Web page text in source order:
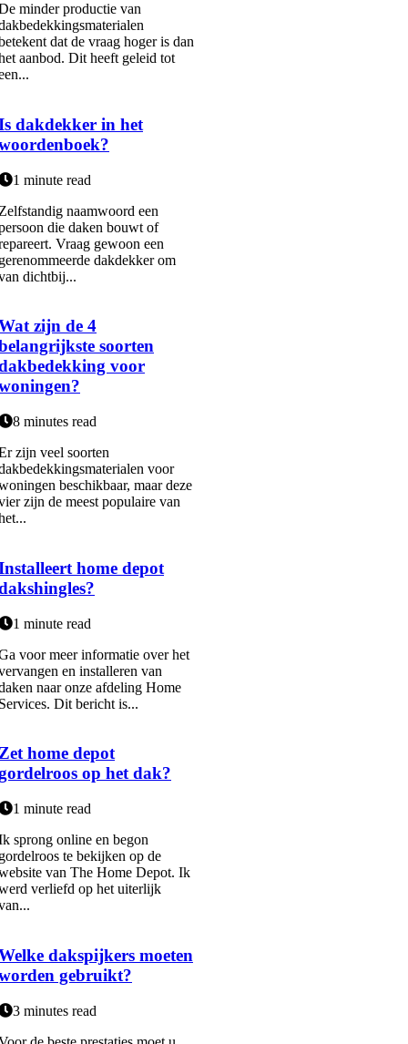
minder productie van
dat de vraag hoger is dan
aanbod. Dit heeft geleid tot
dakdekker in het
1 minute read
naamwoord een
die daken bouwt of
Vraag gewoon een
dakdekker om
dichtbij...
zijn de 4
soorten
voor
8 minutes read
zijn veel soorten
voor
beschikbaar, maar deze
zijn de meest populaire van
home depot
1 minute read
voor meer informatie over het
en installeren van
naar onze afdeling Home
Dit bericht is...
home depot
op het dak?
1 minute read
sprong online en begon
te bekijken op de
van The Home Depot. Ik
verliefd op het uiterlijk
dakspijkers moeten
gebruikt?
3 minutes read